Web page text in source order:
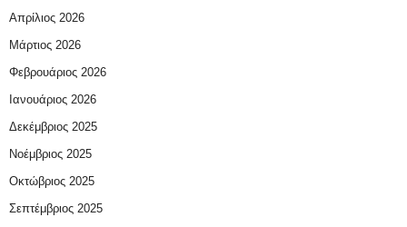
Απρίλιος 2026
Μάρτιος 2026
Φεβρουάριος 2026
Ιανουάριος 2026
Δεκέμβριος 2025
Νοέμβριος 2025
Οκτώβριος 2025
Σεπτέμβριος 2025